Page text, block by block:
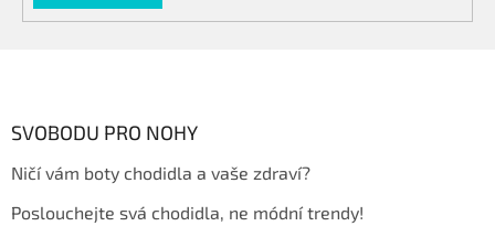
SVOBODU PRO NOHY
Ničí vám boty chodidla a vaše zdraví?
Poslouchejte svá chodidla, ne módní trendy!